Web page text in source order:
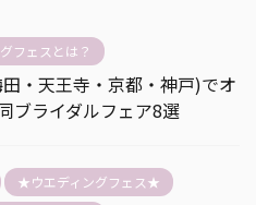
フェスとは？
・天王寺・京都・神戸)でオ
ブライダルフェア8選
★ウエディングフェス★